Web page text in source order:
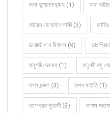
জনা বন্দ্যোপাধ্যায় (1) জবা
জায়েদ হোসাইন লাকী (3)
ডরোথী দাশ বিশ্বাস (9) ডাঃ
তনুশ্রী দেবনাথ (1) তনুশ্রী বসু
তপন মন্ডল (3) তপন মাইতি (1)
তপোব্রত মুখার্জী (3) তাপস